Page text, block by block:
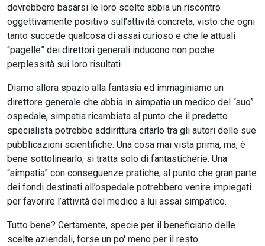
dovrebbero basarsi le loro scelte abbia un riscontro
oggettivamente positivo sull’attività concreta, visto che ogni
tanto succede qualcosa di assai curioso e che le attuali
“pagelle” dei direttori generali inducono non poche
perplessità sui loro risultati.
Diamo allora spazio alla fantasia ed immaginiamo un
direttore generale che abbia in simpatia un medico del “suo”
ospedale, simpatia ricambiata al punto che il predetto
specialista potrebbe addirittura citarlo tra gli autori delle sue
pubblicazioni scientifiche. Una cosa mai vista prima, ma, è
bene sottolinearlo, si tratta solo di fantasticherie. Una
“simpatia” con conseguenze pratiche, al punto che gran parte
dei fondi destinati all’ospedale potrebbero venire impiegati
per favorire l’attività del medico a lui assai simpatico.
Tutto bene? Certamente, specie per il beneficiario delle
scelte aziendali, forse un po' meno per il resto